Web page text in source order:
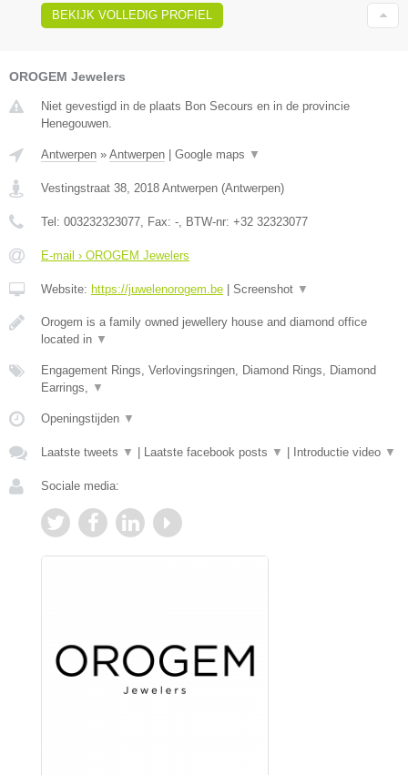
BEKIJK VOLLEDIG PROFIEL
OROGEM Jewelers
Niet gevestigd in de plaats Bon Secours en in de provincie
Henegouwen.
Antwerpen » Antwerpen Google maps ▼
Vestingstraat 38, 2018 Antwerpen (Antwerpen)
Tel: 003232323077, Fax: -, BTW-nr: +32 32323077
E-mail › OROGEM Jewelers
Website: https://juwelenorogem.be Screenshot ▼
Orogem is a family owned jewellery house and diamond office
located in ▼
Engagement Rings, Verlovingsringen, Diamond Rings, Diamond
Earrings, ▼
Openingstijden ▼
Laatste tweets ▼ Laatste facebook posts ▼ Introductie video ▼
Sociale media: